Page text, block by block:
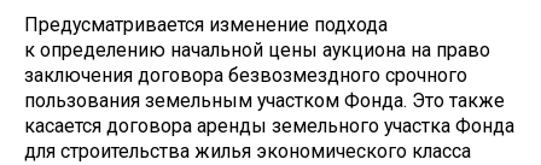
Предусматривается изменение подхода
к определению начальной цены аукциона на право
заключения договора безвозмездного срочного
пользования земельным участком Фонда. Это также
касается договора аренды земельного участка Фонда
для строительства жилья экономического класса